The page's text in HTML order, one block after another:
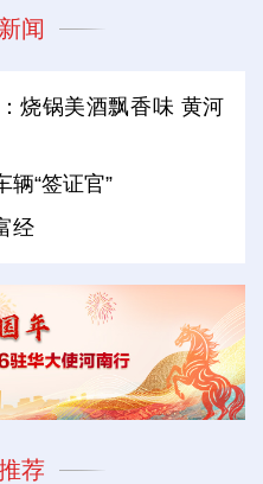
闻
烧锅美酒飘香味 黄河
辆“签证官”
经
荐